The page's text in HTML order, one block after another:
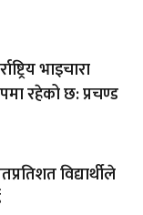
भाइचारा
रहेको छ: प्रचण्ड
विद्यार्थीले